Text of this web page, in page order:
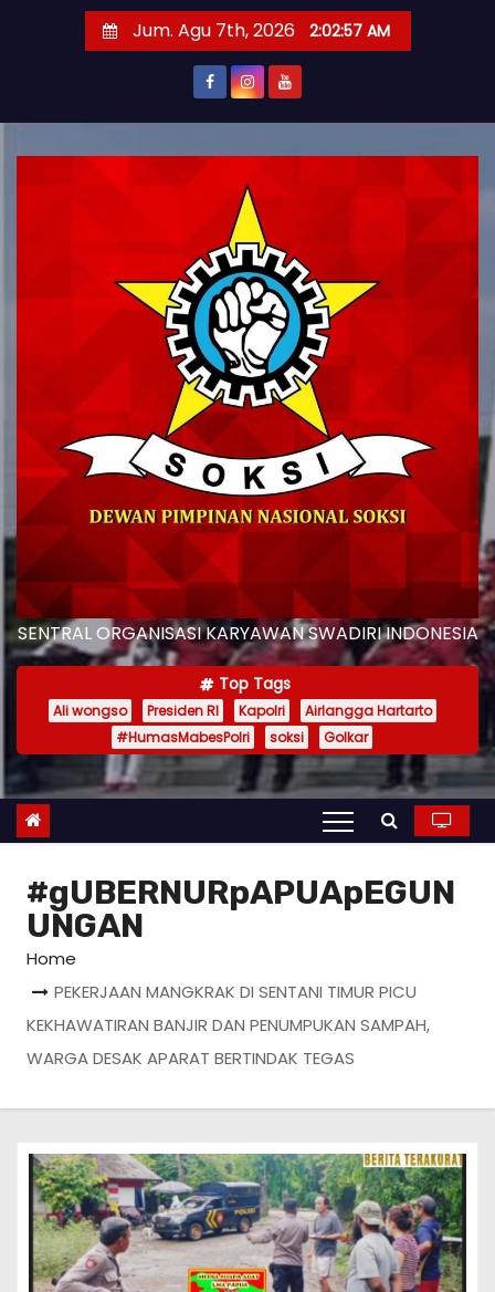
Jum. Agu 7th, 2026 2:02:58 AM
SENTRAL ORGANISASI KARYAWAN SWADIRI INDONESIA
Top Tags
Ali wongso Presiden RI Kapolri
Airlangga Hartarto
#HumasMabesPolri
soksi Golkar
#gUBERNURpAPUApEGUN
UNGAN
Home
PEKERJAAN MANGKRAK DI SENTANI TIMUR PICU
KEKHAWATIRAN BANJIR DAN PENUMPUKAN SAMPAH,
WARGA DESAK APARAT BERTINDAK TEGAS